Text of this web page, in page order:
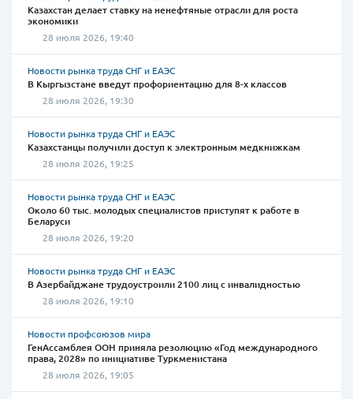
Казахстан делает ставку на ненефтяные отрасли для роста
экономики
28 июля 2026, 19:40
Новости рынка труда СНГ и ЕАЭС
В Кыргызстане введут профориентацию для 8-х классов
28 июля 2026, 19:30
Новости рынка труда СНГ и ЕАЭС
Казахстанцы получили доступ к электронным медкнижкам
28 июля 2026, 19:25
Новости рынка труда СНГ и ЕАЭС
Около 60 тыс. молодых специалистов приступят к работе в
Беларуси
28 июля 2026, 19:20
Новости рынка труда СНГ и ЕАЭС
В Азербайджане трудоустроили 2100 лиц с инвалидностью
28 июля 2026, 19:10
Новости профсоюзов мира
ГенАссамблея ООН приняла резолюцию «Год международного
права, 2028» по инициативе Туркменистана
28 июля 2026, 19:05